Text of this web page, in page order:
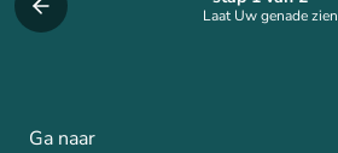
Laat Uw genade zien
Ga naar